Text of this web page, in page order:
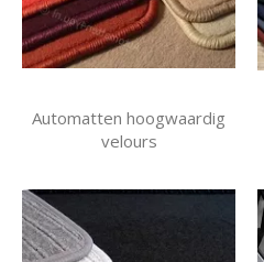
Automatten hoogwaardig
velours